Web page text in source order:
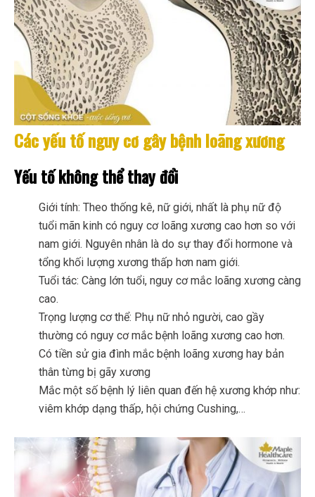
Các yếu tố nguy cơ gây bệnh loãng xương
Yếu tố không thể thay đổi
Giới tính: Theo thống kê, nữ giới, nhất là phụ nữ độ
tuổi mãn kinh có nguy cơ loãng xương cao hơn so với
nam giới. Nguyên nhân là do sự thay đổi hormone và
tổng khối lượng xương thấp hơn nam giới.
Tuổi tác: Càng lớn tuổi, nguy cơ mắc loãng xương càng
cao.
Trọng lượng cơ thể: Phụ nữ nhỏ người, cao gầy
thường có nguy cơ mắc bệnh loãng xương cao hơn.
Có tiền sử gia đình mắc bệnh loãng xương hay bản
thân từng bị gãy xương
Mắc một số bệnh lý liên quan đến hệ xương khớp như:
viêm khớp dạng thấp, hội chứng Cushing,…